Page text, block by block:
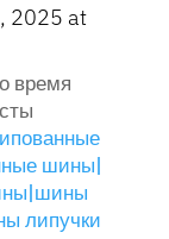
2025 at
время
шины|
липучки